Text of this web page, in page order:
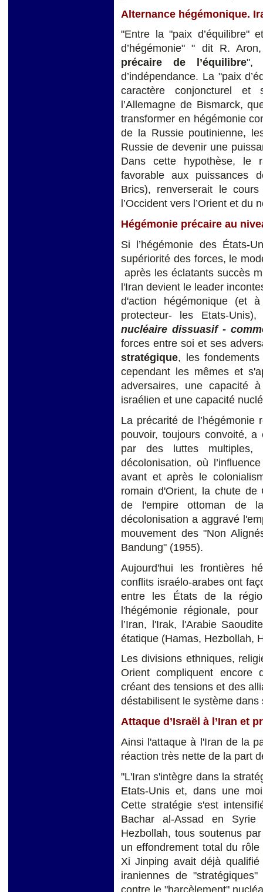
Alternance hégémonique.
"Entre la "paix d’équilibre"
d’hégémonie" " dit R.
précaire de l’équilibre",
d’indépendance. La "paix
caractère conjoncturel
l’Allemagne de Bismarck,
transformer en hégémonie
de la Russie poutinienne,
Russie de devenir une
Dans cette hypothèse, le
favorable aux puissances
Brics), renverserait le
l’Occident vers l’Orient et du
Hégémonie précaire au
Si l’hégémonie des États-
supériorité des forces, le
après les éclatants succès
l'Iran devient le leader
d'action hégémonique (et
protecteur- les Etats-
nucléaire dissuasif -
forces entre soi et ses
stratégique, les
cependant les mêmes et
adversaires, une capacité
israélien et une capacité
La précarité de
pouvoir, toujours convoité,
par des luttes
décolonisation, où
avant et après le
romain d'Orient, la chute de
de l'empire ottoman de
décolonisation a aggravé
mouvement des "Non
Bandung" (1955).
Aujourd'hui les frontières
conflits israélo-arabes ont
entre les États de la
l'hégémonie régionale,
l’Iran, l'Irak, l'Arabie
étatique (Hamas, Hezbollah,
Les divisions ethniques,
Orient compliquent encore
créant des tensions et des
déstabilisent le système dans
Attaque d’Israël à l’Iran et
Ainsi l'attaque à l'Iran de la
réaction très nette de la part
"L'Iran s'intègre dans la
Etats-Unis et, dans une
Cette stratégie s'est
Bachar al-Assad en
Hezbollah, tous soutenus
un effondrement total du
Xi Jinping avait déjà
iraniennes de
contre le "harcèlement"